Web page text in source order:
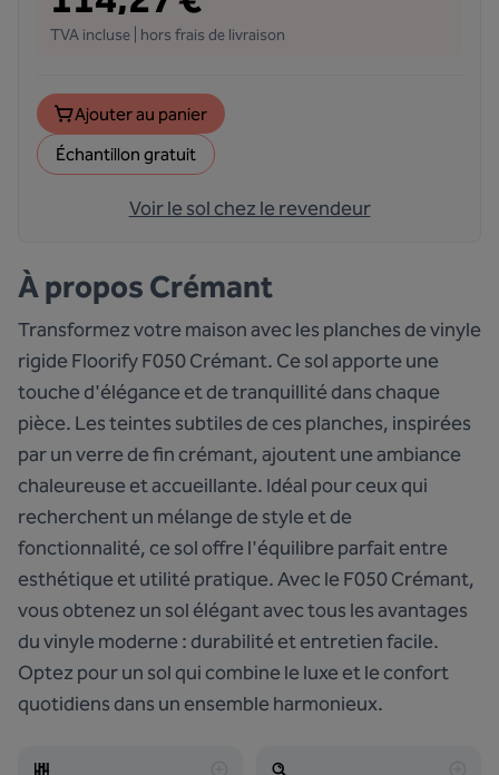
TVA incluse | hors frais de livraison
Ajouter au panier
Échantillon gratuit
Voir le sol chez le revendeur
À propos Crémant
Transformez votre maison avec les planches de vinyle
rigide Floorify F050 Crémant. Ce sol apporte une
touche d'élégance et de tranquillité dans chaque
pièce. Les teintes subtiles de ces planches, inspirées
par un verre de fin crémant, ajoutent une ambiance
chaleureuse et accueillante. Idéal pour ceux qui
recherchent un mélange de style et de
fonctionnalité, ce sol offre l'équilibre parfait entre
esthétique et utilité pratique. Avec le F050 Crémant,
vous obtenez un sol élégant avec tous les avantages
du vinyle moderne : durabilité et entretien facile.
Optez pour un sol qui combine le luxe et le confort
quotidiens dans un ensemble harmonieux.